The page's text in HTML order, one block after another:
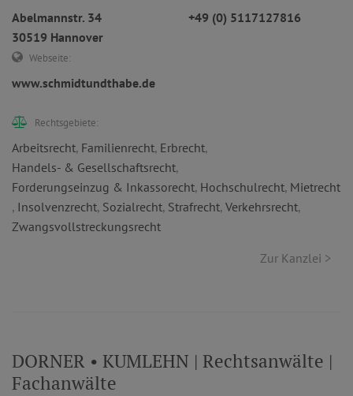
Abelmannstr. 34
30519 Hannover
+49 (0) 5117127816
Webseite:
www.schmidtundthabe.de
Rechtsgebiete:
Arbeitsrecht, Familienrecht, Erbrecht,
Handels- & Gesellschaftsrecht,
Forderungseinzug & Inkassorecht, Hochschulrecht, Mietrecht
, Insolvenzrecht, Sozialrecht, Strafrecht, Verkehrsrecht,
Zwangsvollstreckungsrecht
Zur Kanzlei >
DORNER • KUMLEHN | Rechtsanwälte |
Fachanwälte